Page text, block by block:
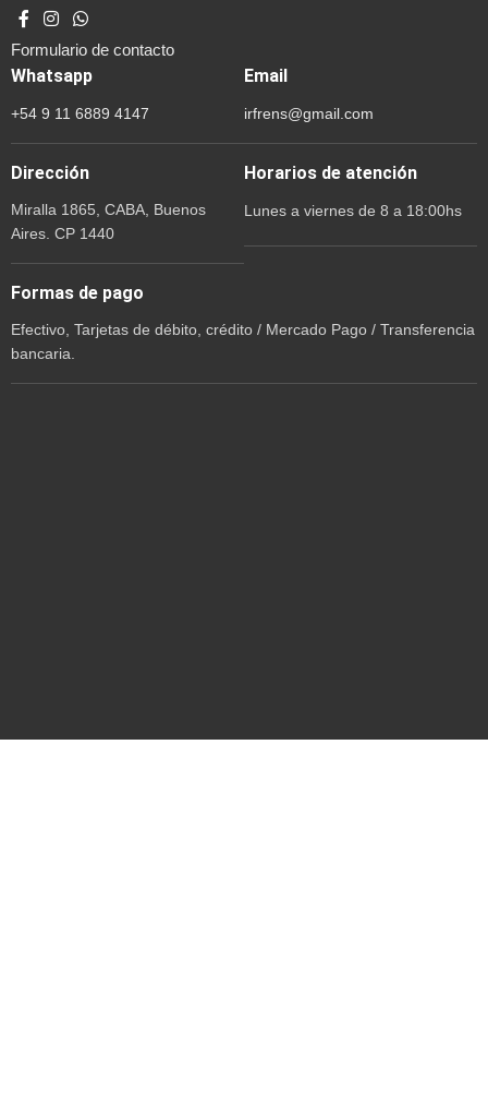
Formulario de contacto
Whatsapp
+54 9 11 6889 4147
Email
irfrens@gmail.com
Dirección
Miralla 1865, CABA, Buenos
Aires. CP 1440
Horarios de atención
Lunes a viernes de 8 a 18:00hs
Formas de pago
Efectivo, Tarjetas de débito, crédito / Mercado Pago / Transferencia
bancaria.